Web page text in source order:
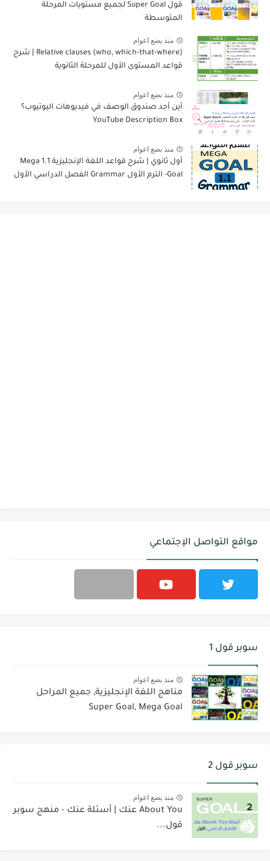
قول Super Goal لجميع مستويات المرحلة
المتوسطة
منذ بضع اعوام
Relative clauses (who, which-that-where) | شرح
قواعد المستوى الأول للمرحلة الثانوية
منذ بضع اعوام
أين أجد صندوق الوصف في فيديوهات اليوتيوب؟
YouTube Description Box
منذ بضع اعوام
أول ثانوي | شرح قواعد اللغة الإنجليزية 1.1 Mega
Goal- الترم الأول Grammar الفصل الدراسي الأول
مواقع التواصل الإجتماعي
سوبر قول 1
منذ بضع اعوام
مناهج اللغة الإنجليزية, جميع المراحل
Super Goal, Mega Goal
سوبر قول 2
منذ بضع اعوام
About You عنك | أسئلة عنك - منهج سوبر
قول...